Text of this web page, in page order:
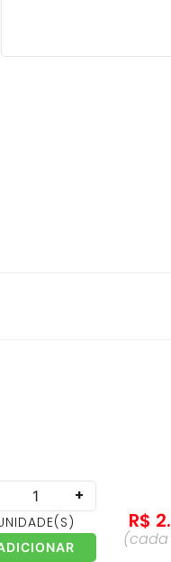
+
(S) R$ 2.
(cada